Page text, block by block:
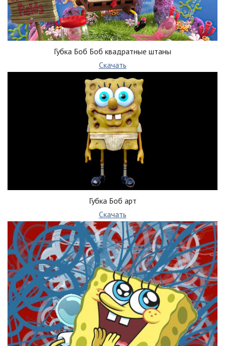
Губка Боб Боб квадратные штаны
Скачать
Губка Боб арт
Скачать